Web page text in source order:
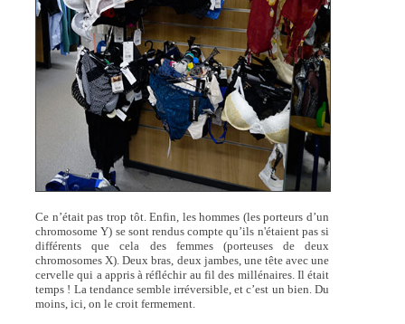
Ce n’était pas trop tôt. Enfin, les hommes (les porteurs d’un
chromosome Y) se sont rendus compte qu’ils n'étaient pas si
différents que cela des femmes (porteuses de deux
chromosomes X). Deux bras, deux jambes, une tête avec une
cervelle qui a appris à réfléchir au fil des millénaires. Il était
temps ! La tendance semble irréversible, et c’est un bien. Du
moins, ici, on le croit fermement.